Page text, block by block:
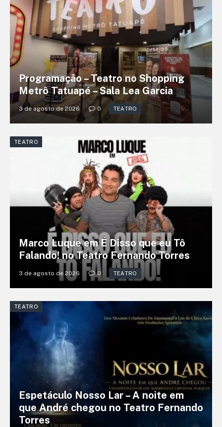
Programação – Teatro no Shopping
Metrô Tatuapé – Sala Lea Garcia
3 de agosto de 2026 0 TEATRO
TEATRO
Marco Luque em É Disso que eu Tô
Falando! no Teatro Fernando Torres
3 de agosto de 2026 0 TEATRO
TEATRO
Espetáculo Nosso Lar – A noite em
que André chegou no Teatro Fernando
Torres